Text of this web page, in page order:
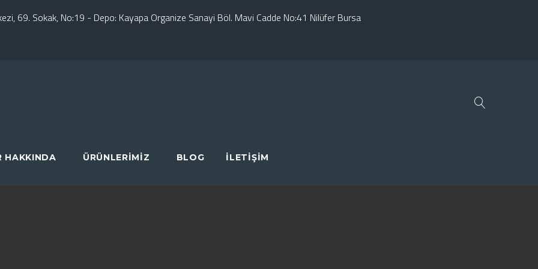
69. Sokak, No:19 - Depo: Kayapa Organize Sanayi Böl. Mavi Cadde No:41 Nilüfer Bursa
HAKKINDA ÜRÜNLERIMIZ BLOG İLETIŞIM